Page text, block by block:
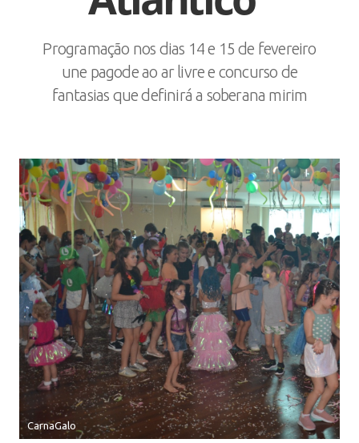
Programação nos dias 14 e 15 de fevereiro
une pagode ao ar livre e concurso de
fantasias que definirá a soberana mirim
CarnaGalo